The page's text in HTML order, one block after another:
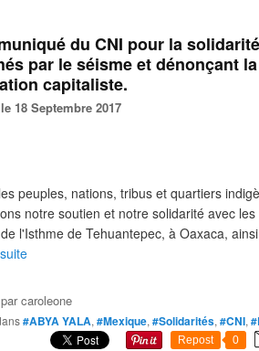
du CNI pour la
par le séisme et dénonçant
capitaliste.
le 18 Septembre 2017
peuples, nations, tribus et quartiers
notre soutien et notre solidarité avec
l'Isthme de Tehuantepec, à Oaxaca,
caroleone
#ABYA YALA, #Mexique, #Solidarités, #CNI,
Repost 0